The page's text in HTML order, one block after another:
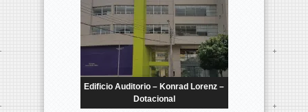
Edificio Auditorio – Konrad Lorenz –
Dotacional